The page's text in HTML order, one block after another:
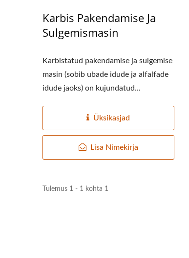
Karbis Pakendamise Ja
Sulgemismasin
Karbistatud pakendamise ja sulgemise
masin (sobib ubade idude ja alfalfade
idude jaoks) on kujundatud...
Üksikasjad
Lisa Nimekirja
Tulemus 1 - 1 kohta 1
Tofu Tootmisliin